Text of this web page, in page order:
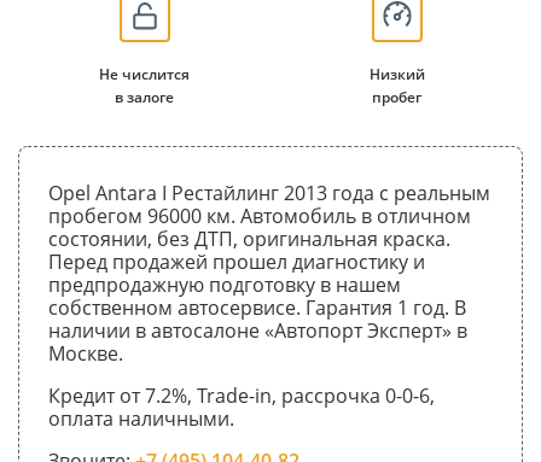
Не числится
в залоге
Низкий
пробег
Opel Antara I Рестайлинг 2013 года с реальным
пробегом 96000 км. Автомобиль в отличном
состоянии, без ДТП, оригинальная краска.
Перед продажей прошел диагностику и
предпродажную подготовку в нашем
собственном автосервисе. Гарантия 1 год. В
наличии в автосалоне «Автопорт Эксперт» в
Москве.
Кредит от 7.2%, Trade-in, рассрочка 0-0-6,
оплата наличными.